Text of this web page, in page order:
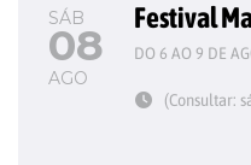
SÁB
08
AGO
Festival
DO 6 AO 9 DE
(Consultar: